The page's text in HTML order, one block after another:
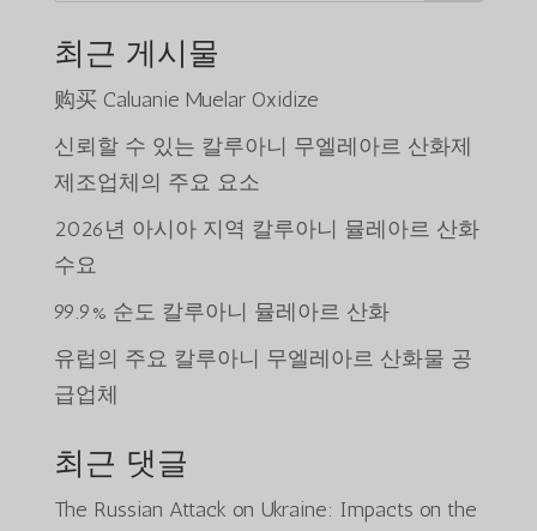
최근 게시물
购买 Caluanie Muelar Oxidize
신뢰할 수 있는 칼루아니 무엘레아르 산화제
제조업체의 주요 요소
2026년 아시아 지역 칼루아니 뮬레아르 산화
수요
99.9% 순도 칼루아니 뮬레아르 산화
유럽의 주요 칼루아니 무엘레아르 산화물 공
급업체
최근 댓글
The Russian Attack on Ukraine: Impacts on the